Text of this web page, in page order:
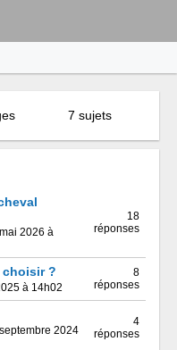
7 sujets
2026 à
18
réponses
choisir ?
à 14h02
8
réponses
2024
4
réponses